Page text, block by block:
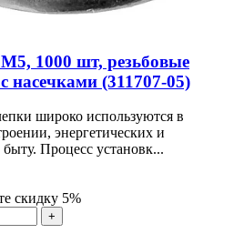
1000 шт, резьбовые
насечками (311707-05)
широко используются в
энергетических и
Процесс установк...
скидку 5%
+